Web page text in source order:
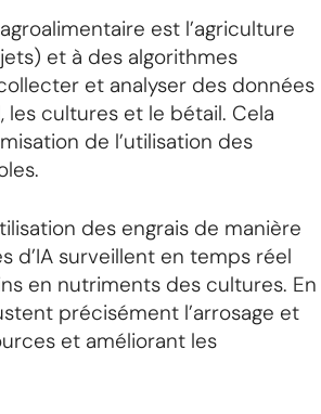
est l’agriculture
et à des algorithmes
et analyser des données
cultures et le bétail. Cela
de l’utilisation des
des engrais de manière
d’IA surveillent en temps réel
en nutriments des cultures. En
précisément l’arrosage et
et améliorant les